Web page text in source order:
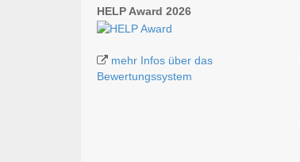
HELP Award 2026
mehr Infos über das
Bewertungssystem